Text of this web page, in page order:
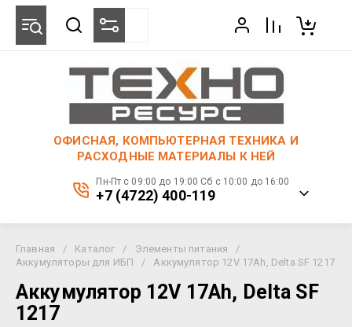
ОФИСНАЯ, КОМПЬЮТЕРНАЯ ТЕХНИКА И
РАСХОДНЫЕ МАТЕРИАЛЫ К НЕЙ
Пн-Пт с 09:00 до 19:00 Сб с 10:00 до 16:00
+7 (4722) 400-119
Главная / Каталог / Элементы питания
/
Аккумуляторы для ИБП
/ Аккумулятор 12V 17Ah, Delta SF 1217
Аккумулятор 12V 17Ah, Delta SF
1217